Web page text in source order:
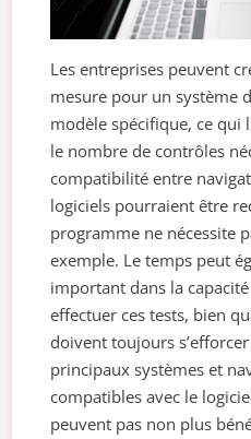
Les entreprises peuvent
mesure pour un système
modèle spécifique, ce
le nombre de contrôles
compatibilité entre
logiciels pourraient être
programme ne nécessite
exemple. Le temps peut
important dans la
effectuer ces tests, bien
doivent toujours
principaux systèmes et
compatibles avec le
peuvent pas non plus